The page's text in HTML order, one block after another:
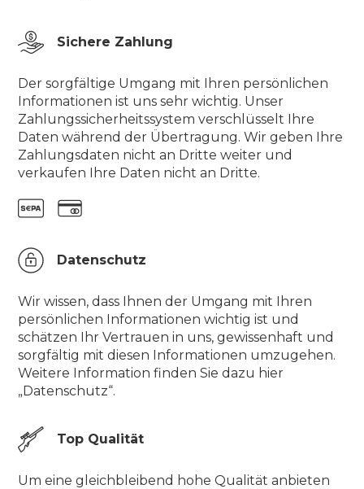
Sichere Zahlung
Der sorgfältige Umgang mit Ihren persönlichen
Informationen ist uns sehr wichtig. Unser
Zahlungssicherheitssystem verschlüsselt Ihre
Daten während der Übertragung. Wir geben Ihre
Zahlungsdaten nicht an Dritte weiter und
verkaufen Ihre Daten nicht an Dritte.
Datenschutz
Wir wissen, dass Ihnen der Umgang mit Ihren
persönlichen Informationen wichtig ist und
schätzen Ihr Vertrauen in uns, gewissenhaft und
sorgfältig mit diesen Informationen umzugehen.
Weitere Information finden Sie dazu hier
„Datenschutz“.
Top Qualität
Um eine gleichbleibend hohe Qualität anbieten